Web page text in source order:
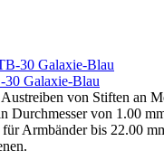
30 Galaxie-Blau
von Stiften an
Durchmesser von 1.00
für Armbänder bis 22.00